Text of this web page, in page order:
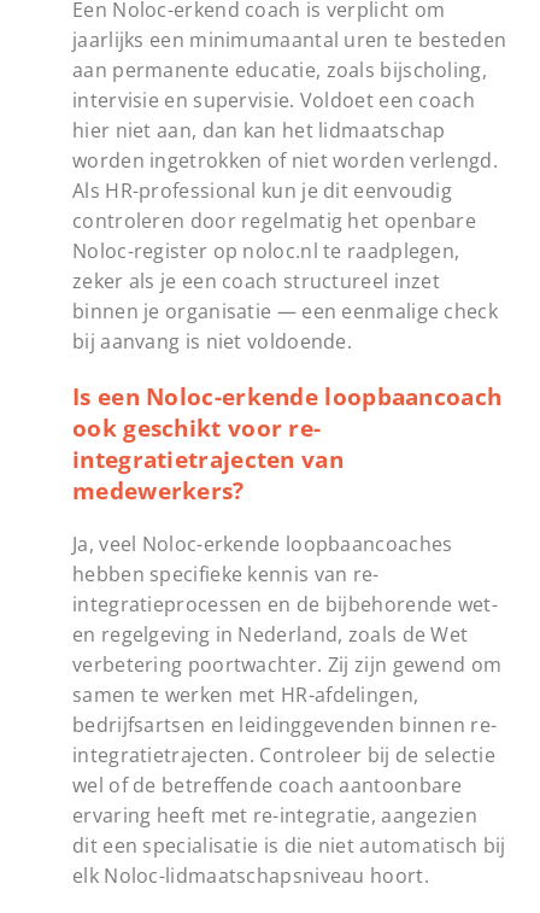
Een Noloc-erkend coach is verplicht om
jaarlijks een minimumaantal uren te besteden
aan permanente educatie, zoals bijscholing,
intervisie en supervisie. Voldoet een coach
hier niet aan, dan kan het lidmaatschap
worden ingetrokken of niet worden verlengd.
Als HR-professional kun je dit eenvoudig
controleren door regelmatig het openbare
Noloc-register op noloc.nl te raadplegen,
zeker als je een coach structureel inzet
binnen je organisatie — een eenmalige check
bij aanvang is niet voldoende.
Is een Noloc-erkende loopbaancoach
ook geschikt voor re-
integratietrajecten van
medewerkers?
Ja, veel Noloc-erkende loopbaancoaches
hebben specifieke kennis van re-
integratieprocessen en de bijbehorende wet-
en regelgeving in Nederland, zoals de Wet
verbetering poortwachter. Zij zijn gewend om
samen te werken met HR-afdelingen,
bedrijfsartsen en leidinggevenden binnen re-
integratietrajecten. Controleer bij de selectie
wel of de betreffende coach aantoonbare
ervaring heeft met re-integratie, aangezien
dit een specialisatie is die niet automatisch bij
elk Noloc-lidmaatschapsniveau hoort.